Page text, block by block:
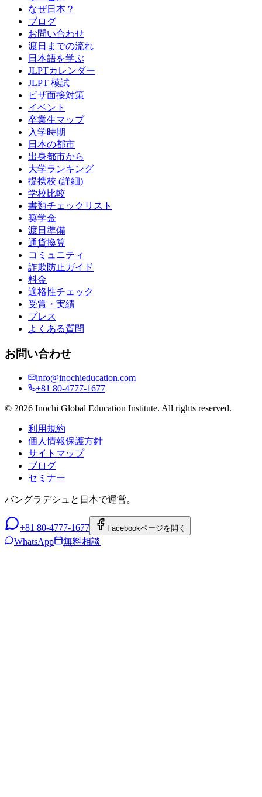
なぜ日本？
ブログ
お問い合わせ
渡日までの流れ
日本語を学ぶ
JLPTカレンダー
JLPT 模試
ビザ面接対策
イベント
卒業生マップ
入学時期
日本の都市
出身都市から
大学ランキング
提携校 (詳細)
学校比較
書類チェックリスト
奨学金
渡日準備
通貨換算
コミュニティ
詐欺防止ガイド
料金
適格性チェック
受賞・実績
プレス
よくある質問
お問い合わせ
info@inochieducation.com
+81 80-4777-1677
© 2026 Inochi Global Education Institute. All rights reserved.
利用規約
個人情報保護方針
サイトマップ
ブログ
セミナー
バングラデシュと日本で運営。
+81 80-4777-1677 Facebookページを開く
WhatsApp 無料相談